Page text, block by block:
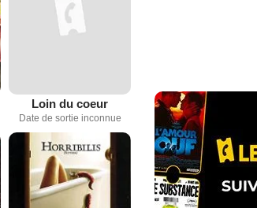
Loin du coeur
Date de sortie inconnue